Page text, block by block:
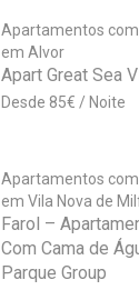
Apartamentos
em Alvor
Apart Great Sea
85€
Apartamentos
em Vila Nova de
Farol –
Com Cama de
Parque Group